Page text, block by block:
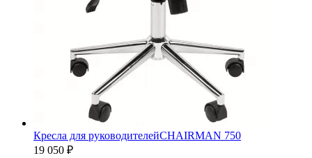
Кресла для руководителейCHAIRMAN 750
19 050 ₽